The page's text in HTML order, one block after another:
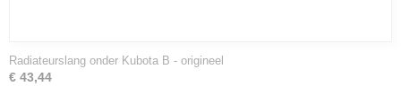
Radiateurslang onder Kubota B - origineel
€ 43,44